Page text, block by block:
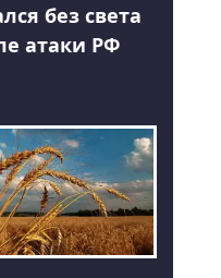
без света
атаки РФ